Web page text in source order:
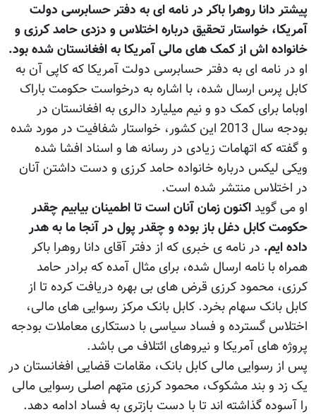
پیشتر دانا روهرا باکر در نامه ای به دفتر حسابرسی دولت
آمریکا، خواستار تحقیق درباره اختلاس و دزدی حامد کرزی و
خانواده اش از کمک های مالی آمریکا به افغانستان شده بود.
او در نامه ای به دفتر حسابرسی دولت آمریکا که کاپی آن به
کابل پرس ارسال شده، با اشاره به درخواست حکومت باراک
اوباما برای کمک دو و نیم میلیارد دالری به افغانستان در
بودجه سال 2013 اين کشور، خواستار شفافیت در مورد شده
و گفته که اتهامات زیادی در رسانه ها و اسناد افشا شده
ویکی لیکس درباره خانواده حامد کرزی و دست داشتن آنان
در اختلاس منتشر شده است.
او می گوید اکنون زمان آنان است تا اطمینان بیابیم چقدر
حکومت کابل دغل باز بوده و چقدر پول در آنجا ما به هدر
داده ایم. در نامه ی خبری که از دفتر آقای دانا روهرا باکر
همراه با نامه ارسال شده، برای مثال آمده که برادر حامد
کرزی، محمود کرزی قرض های بی بهره دریافت کرده تا از
کابل بانک سهام بخرد. کابل بانک مرکز رسوایی های مالی،
اختلاس گسترده و فساد سیاسی با دستکاری معاملات بودجه
پروژه های آمریکا و نیروهای ائتلاف می باشد.
پس از رسوایی مالی کابل بانک، مقامات قضایی افغانستان در
یک زد و بند مشکوک، محمود کرزی متهم اصلی رسوایی مالی
را آسوده گذاشته اند تا با دست بازتری به فساد ادامه دهد.